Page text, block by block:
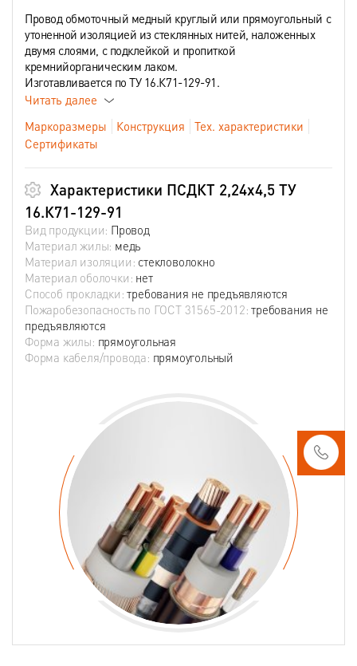
Провод обмоточный медный круглый или прямоугольный с
утоненной изоляцией из стеклянных нитей, наложенных
двумя слоями, с подклейкой и пропиткой
кремнийорганическим лаком.
Изготавливается по ТУ 16.К71-129-91.
Читать далее
Маркоразмеры
Конструкция
Тех. характеристики
Сертификаты
Характеристики ПСДКТ 2,24х4,5 ТУ
16.К71-129-91
Вид продукции: Провод
Материал жилы: медь
Материал изоляции: стекловолокно
Материал оболочки: нет
Способ прокладки:требования не предъявляются
Пожаробезопасность по ГОСТ 31565-2012:требования не
предъявляются
Форма жилы: прямоугольная
Форма кабеля/провода: прямоугольный